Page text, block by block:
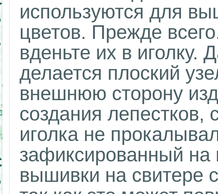
используются для
цветов. Прежде
вденьте их в иголку.
делается плоский
внешнюю сторону
создания лепестков,
иголка не
зафиксированный
вышивки на свитере